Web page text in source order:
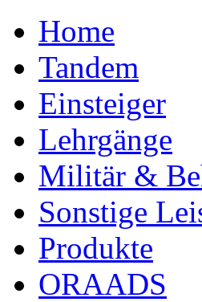
Home
Tandem
Einsteiger
Lehrgänge
Militär &
Sonstige
Produkte
ORAADS